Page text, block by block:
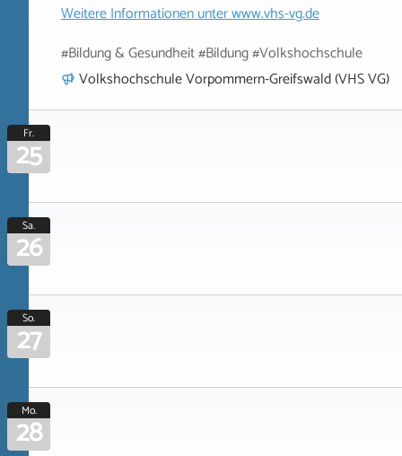
Weitere Informationen unterwww.vhs-vg.de
#Bildung & Gesundheit #Bildung #Volkshochschule
Volkshochschule Vorpommern-Greifswald (VHS VG)
Fr.
25
Sa.
26
So.
27
Mo.
28